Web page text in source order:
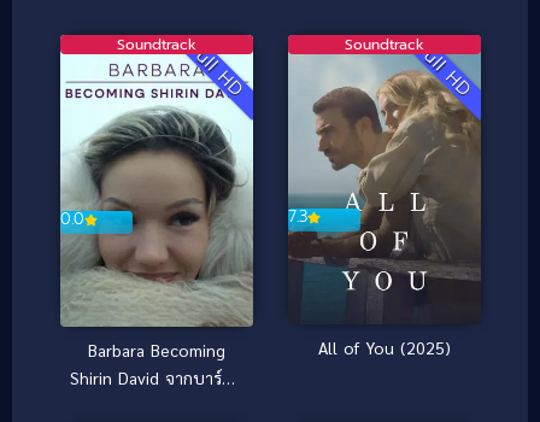
Full HD
0.0
Soundtrack
Barbara Becoming
Shirin David จากบาร์บา
Full HD
7.3
Soundtrack
All of You (2025)